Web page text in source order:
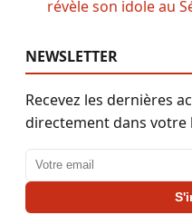
révèle son idole au
NEWSLETTER
Recevez les dernières
directement dans votre
Adresse email